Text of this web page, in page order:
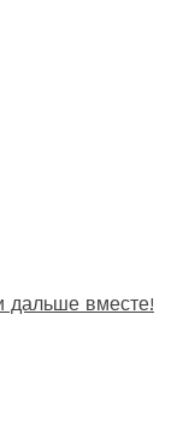
дальше вместе!